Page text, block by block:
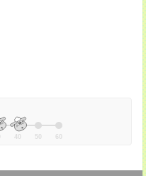
40 50 60